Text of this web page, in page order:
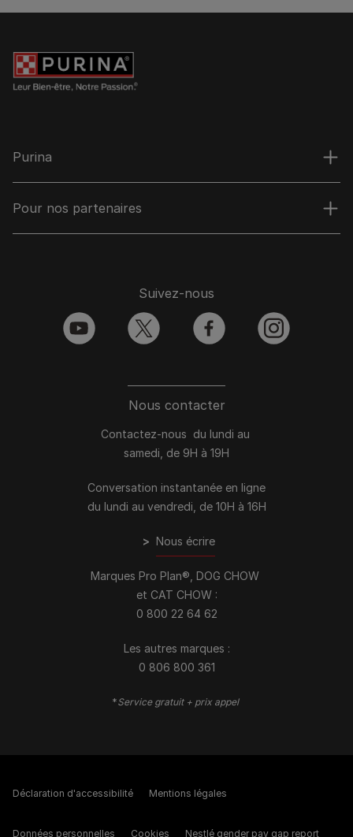
Purina
Pour nos partenaires
Nous contacter
Contactez-nous du lundi au
samedi, de 9H à 19H
Conversation instantanée en ligne
du lundi au vendredi, de 10H à 16H
> Nous écrire
Marques Pro Plan®, DOG CHOW
et CAT CHOW :
0 800 22 64 62
Les autres marques :​
0 806 800 361
*Service gratuit + prix appel
Suivez-nous
youtube twitter facebook instagram
Déclaration d'accessibilité Mentions légales
Données personnelles Cookies Nestlé gender pay gap report